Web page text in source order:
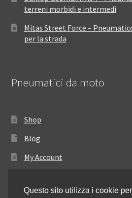
terreni morbidi e intermedi
Mitas Street Force –
per la strada
Pneumatici da moto
Shop
Blog
My Account
Resi e rimborsi
Questo sito utilizza i cookie